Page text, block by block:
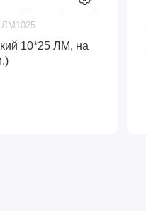
ЛМ1025
10*25 ЛМ, на